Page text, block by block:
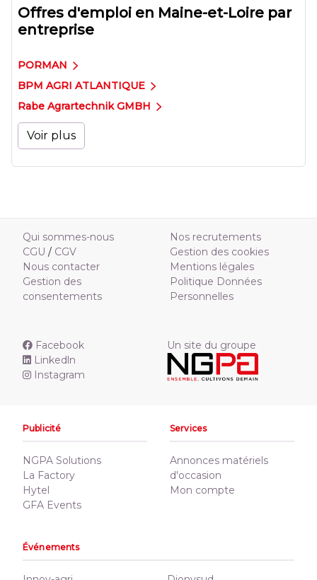
Offres d'emploi en Maine-et-Loire par
entreprise
PORMAN
BPM AGRI ATLANTIQUE
Rabe Agrartechnik GMBH
Voir plus
Qui sommes-nous
CGU / CGV
Nous contacter
Gestion des
consentements
Nos recrutements
Gestion des cookies
Mentions légales
Politique Données
Personnelles
Facebook
Linkedln
Instagram
Un site du groupe
Publicité
NGPA Solutions
La Factory
Hytel
GFA Events
Services
Annonces matériels
d'occasion
Mon compte
Événements